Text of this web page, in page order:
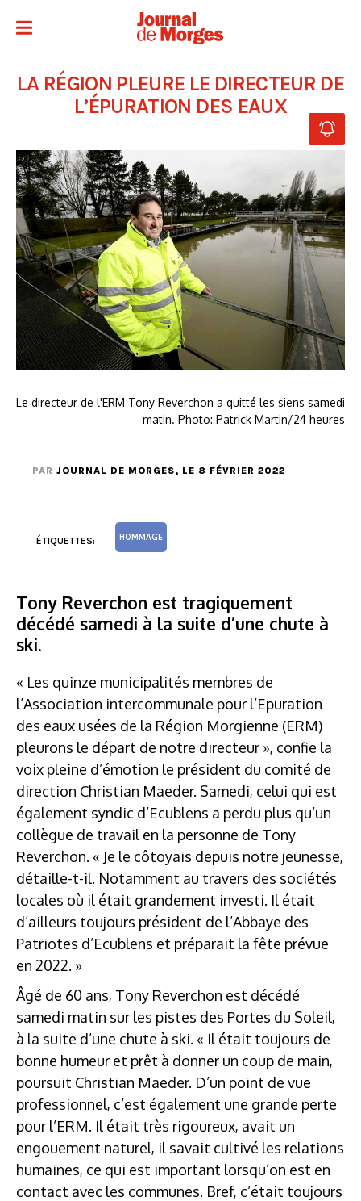
LA RÉGION PLEURE LE DIRECTEUR DE
L’ÉPURATION DES EAUX
Le directeur de l'ERM Tony Reverchon a quitté les siens samedi
matin. Photo: Patrick Martin/24 heures
PAR JOURNAL DE MORGES, LE 8 FÉVRIER 2022
ÉTIQUETTES: HOMMAGE
Tony Reverchon est tragiquement
décédé samedi à la suite d’une chute à
ski.
« Les quinze municipalités membres de
l’Association intercommunale pour l’Epuration
des eaux usées de la Région Morgienne (ERM)
pleurons le départ de notre directeur », confie la
voix pleine d’émotion le président du comité de
direction Christian Maeder. Samedi, celui qui est
également syndic d’Ecublens a perdu plus qu’un
collègue de travail en la personne de Tony
Reverchon. « Je le côtoyais depuis notre jeunesse,
détaille-t-il. Notamment au travers des sociétés
locales où il était grandement investi. Il était
d’ailleurs toujours président de l’Abbaye des
Patriotes d’Ecublens et préparait la fête prévue
en 2022. »
Âgé de 60 ans, Tony Reverchon est décédé
samedi matin sur les pistes des Portes du Soleil,
à la suite d’une chute à ski. « Il était toujours de
bonne humeur et prêt à donner un coup de main,
poursuit Christian Maeder. D’un point de vue
professionnel, c’est également une grande perte
pour l’ERM. Il était très rigoureux, avait un
engouement naturel, il savait cultivé les relations
humaines, ce qui est important lorsqu’on est en
contact avec les communes. Bref, c’était toujours